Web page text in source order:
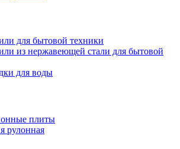
для бытовой техники
из нержавеющей стали для бытовой
для воды
плиты
рулонная